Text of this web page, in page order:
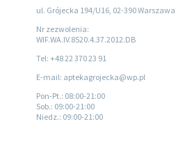
ul. Grójecka 194/U16, 02-390 Warszawa
Nr zezwolenia:
WIF.WA.IV.8520.4.37.2012.DB
Tel: +48 22 370 23 91
E-mail: aptekagrojecka@wp.pl
Pon-Pt.: 08:00-21:00
Sob.: 09:00-21:00
Niedz.: 09:00-21:00